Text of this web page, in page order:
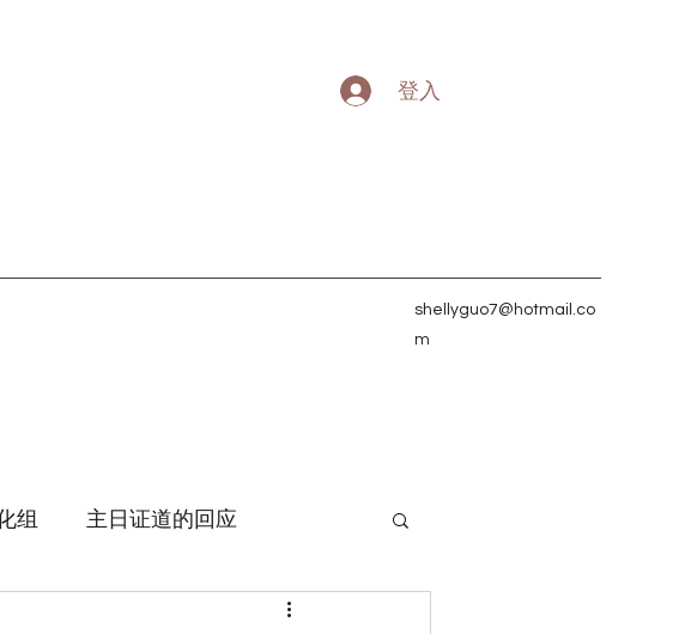
登入
shellyguo7@hotmail.co
m
组 主日证道的回应